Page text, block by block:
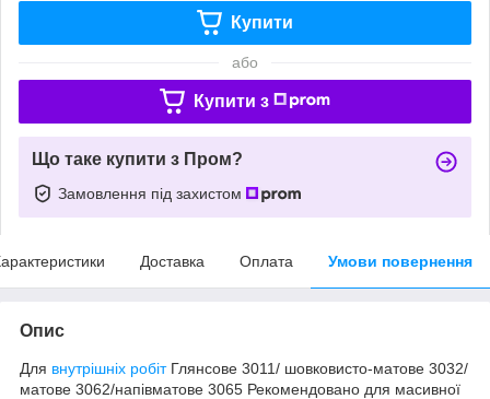
Купити
або
Купити з
Що таке купити з Пром?
Замовлення під захистом
Доставка Оплата Умови повернення
Опис
Для внутрішніх робітГлянсове 3011/ шовковисто-матове 3032/
матове 3062/напівматове 3065 Рекомендовано для масивної